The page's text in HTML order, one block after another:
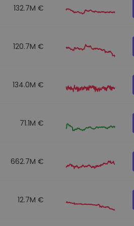
132.7M €
120.7M €
134.0M €
71.1M €
662.7M €
12.7M €